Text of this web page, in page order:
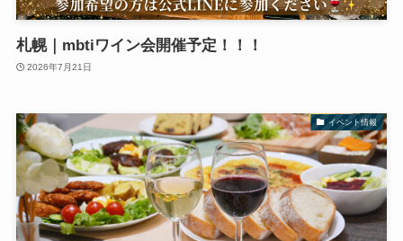
札幌｜mbtiワイン会開催予定！！！
2026年7月21日
イベント情報